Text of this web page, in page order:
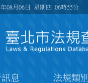
年08月06日 星期四06時55分
息 法規類別